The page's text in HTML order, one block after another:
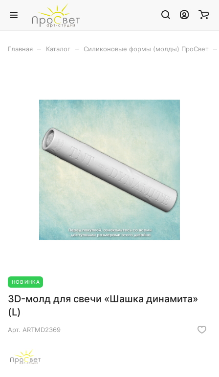
Главная Каталог Силиконовые формы (молды) ПроСвет
НОВИНКА
3D-молд для свечи «Шашка динамита»
(L)
Арт. ARTMD2369